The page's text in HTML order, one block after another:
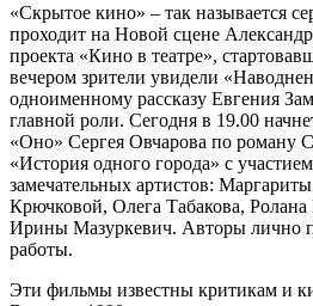
«Скрытое кино» – так называется
проходит на Новой сцене
проекта «Кино в театре»,
вечером зрители увидели
одноименному рассказу Евгения
главной роли. Сегодня в 19.00
«Оно» Сергея Овчарова по роману
«История одного города» с
замечательных артистов:
Крючковой, Олега Табакова,
Ирины Мазуркевич. Авторы лично
работы.
Эти фильмы известны критикам и